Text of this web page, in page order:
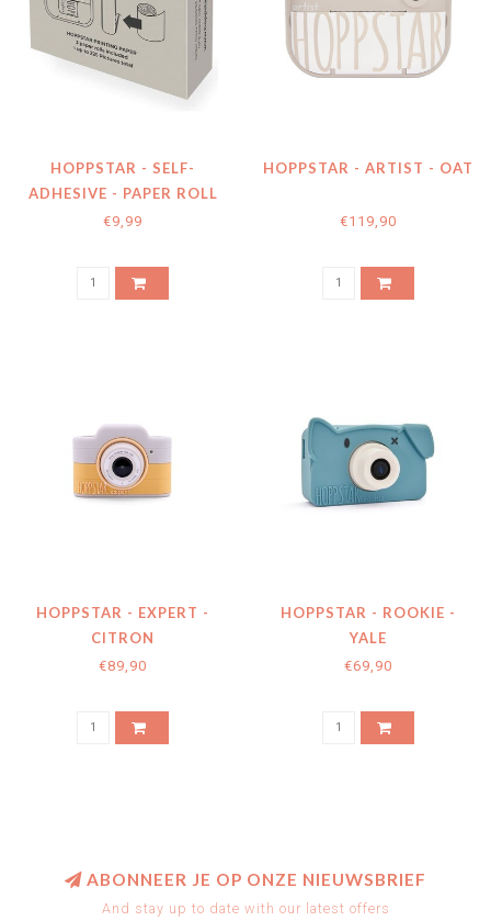
HOPPSTAR - SELF-
ADHESIVE - PAPER ROLL
REFILL - PACK 3PCS
€9,99
HOPPSTAR - ARTIST - OAT
€119,90
HOPPSTAR - EXPERT -
CITRON
€89,90
HOPPSTAR - ROOKIE -
YALE
€69,90
ABONNEER JE OP ONZE NIEUWSBRIEF
And stay up to date with our latest offers